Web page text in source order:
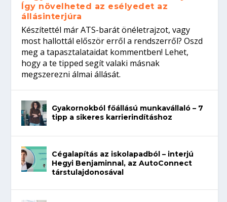
Így növelheted az esélyedet az
állásinterjúra
Készítettél már ATS-barát önéletrajzot, vagy
most hallottál először erről a rendszerről? Oszd
meg a tapasztalataidat kommentben! Lehet,
hogy a te tipped segít valaki másnak
megszerezni álmai állását.
Gyakornokból főállású munkavállaló – 7
tipp a sikeres karrierindításhoz
Cégalapítás az iskolapadból – interjú
Hegyi Benjaminnal, az AutoConnect
társtulajdonosával